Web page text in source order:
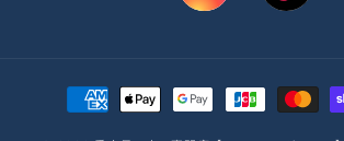
決
済